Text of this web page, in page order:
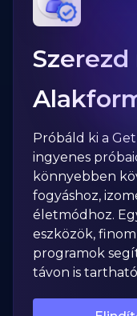
Próbáld ki a
ingyenes
könnyebben
fogyáshoz,
életmódhoz.
eszközök,
programok
távon is